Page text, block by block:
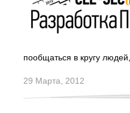
пообщаться в кругу
29 Марта, 2012